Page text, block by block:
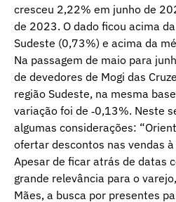
cresceu 2,22% em junho de
de 2023. O dado ficou acima
Sudeste (0,73%) e acima da
Na passagem de maio para
de devedores de Mogi das
região Sudeste, na mesma
variação foi de ‐0,13%. Neste
algumas considerações:
ofertar descontos nas vendas
Apesar de ficar atrás de datas
grande relevância para o
Mães, a busca por presentes